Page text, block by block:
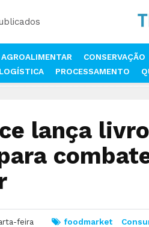
AGROALIMENTAR CONSERVAÇÃO
LOGÍSTICA PROCESSAMENTO
PINGO DOCE LANÇA LIVRO
lança
feira foodmarket